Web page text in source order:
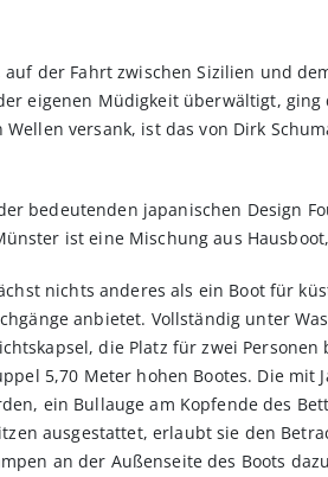
der Fahrt zwischen Sizilien und
eigenen Müdigkeit überwältigt,
versank, ist das von Dirk
bedeutenden japanischen Design
ist eine Mischung aus
nichts anderes als ein Boot für
anbietet. Vollständig unter
die Platz für zwei
5,70 Meter hohen Bootes. Die mit
ein Bullauge am Kopfende des
ausgestattet, erlaubt sie den
an der Außenseite des Boots